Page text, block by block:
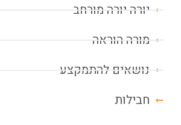
יורה יורה מורחב
מורה הוראה
נושאים להתמקצע
חבילות